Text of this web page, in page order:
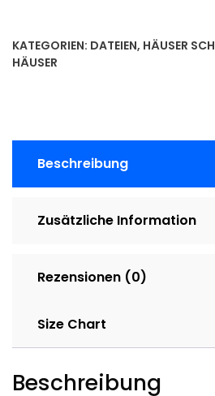
KATEGORIEN: DATEIEN, HÄUSER
HÄUSER
Beschreibung
Zusätzliche Information
Rezensionen (0)
Size Chart
Beschreibung